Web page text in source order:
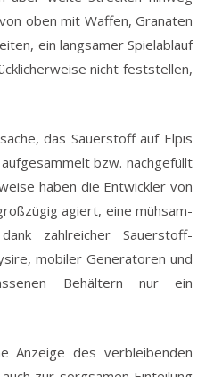
oben mit Waffen, Granaten
ein langsamer Spielablauf
nicht feststellen,
das Sauerstoff auf Elpis
bzw. nachgefüllt
haben die Entwickler von
agiert, eine mühsam-
zahlreicher Sauerstoff-
mobiler Generatoren und
Behältern nur ein
Anzeige des verbleibenden